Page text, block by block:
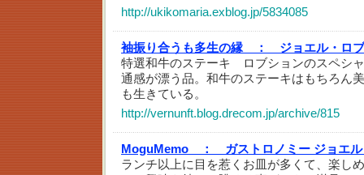
http://ukikomaria.exblog.jp/5834085
袖振り合うも多生の縁 ：
ジョエル・ロ
特選和牛のステーキ ロブションのスペシ
通感が漂う品。和牛のステーキはもちろん
も生きている。
http://vernunft.blog.drecom.jp/archive/815
MoguMemo ：
ガストロノミー ジョエ
ランチ以上に目を惹くお皿が多くて、楽し